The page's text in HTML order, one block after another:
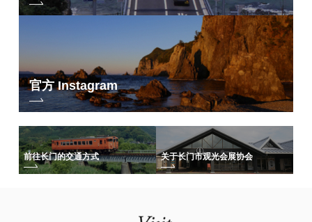
官方 Instagram
前往长门的交通方式 关于长门市观光会展协会